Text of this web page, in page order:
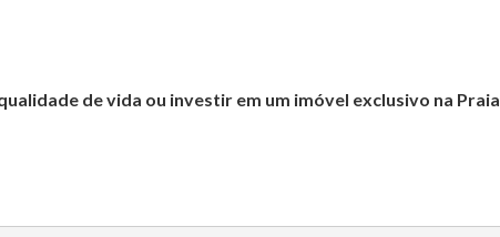
de vida ou investir em um imóvel exclusivo na Praia